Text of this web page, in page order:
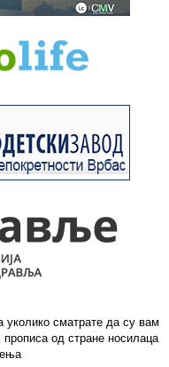
уколико сматрате да су вам
од стране носилаца